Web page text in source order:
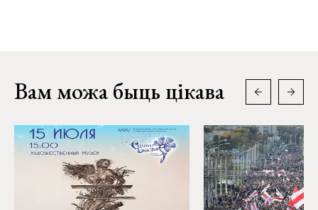
Вам можа быць цікава